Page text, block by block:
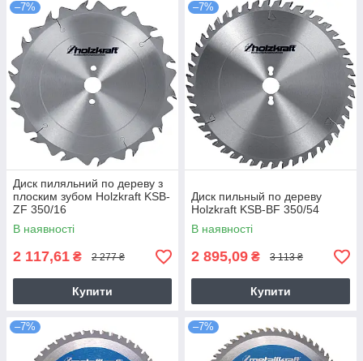
–7%
Диск пиляльний по дереву з
плоским зубом Holzkraft KSB-
ZF 350/16
В наявності
2 117,61 ₴ 2 277 ₴
Купити
–7%
Диск пильный по дереву
Holzkraft KSB-BF 350/54
В наявності
2 895,09 ₴ 3 113 ₴
Купити
–7% –7%